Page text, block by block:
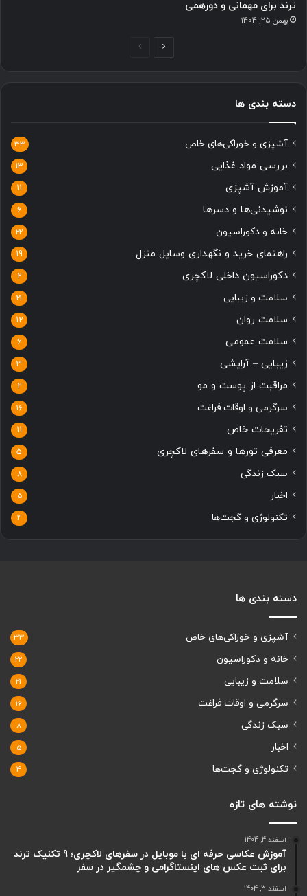
ترند برای مهمانی و دورهمی
بهمن 25, 1404
دسته بندی ها
آشپزی و خوراکی‌های خاص 33
بررسی مواد غذایی 13
آموزش آشپزی 11
نوشیدنی‌ها و دسرها 6
خانه و دکوراسیون 22
راهنمای خرید و نگهداری وسایل منزل 19
دکوراسیون داخلی لاکچری 2
سلامت و زیبایی 21
سلامت روان 12
سلامت عمومی 6
زیبایی – آرایشی 3
مراقبت از پوست و مو 2
سرگرمی و اوقات فراغت 16
تفریحات خاص 11
معرفی تورها و سفرهای لاکچری 5
سبک زندگی 8
اخبار 5
تکنولوژی و گجت‌ها 4
دسته بندی ها
آشپزی و خوراکی‌های خاص 33
خانه و دکوراسیون 22
سلامت و زیبایی 21
سرگرمی و اوقات فراغت 16
سبک زندگی 8
اخبار 5
تکنولوژی و گجت‌ها 4
نوشته های تازه
اسفند 4, 1404
آموزش عکاسی حرفه ای با موبایل در سفرهای لاکچری؛ 9 تکنیک ترند
برای ثبت عکس های اینستاگرامی و چشمگیر در سفر
اسفند 3, 1404